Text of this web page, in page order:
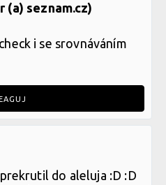
(a) seznam.cz)
i se srovnáváním
do aleluja :D :D